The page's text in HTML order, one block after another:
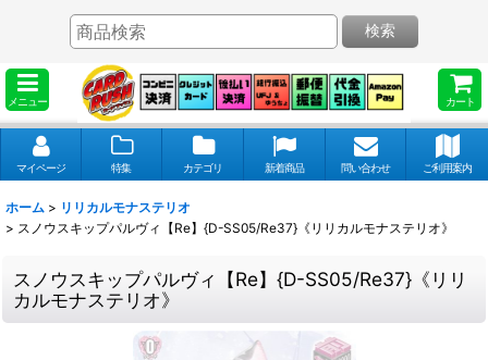
メニュー カート
検索
マイページ 特集 カテゴリ 新着商品 問い合わせ ご利用案内
ホーム > リリカルモナステリオ
> スノウスキップパルヴィ【Re】{D-SS05/Re37}《リリカルモナステリオ》
スノウスキップパルヴィ【Re】{D-SS05/Re37}《リリ
カルモナステリオ》